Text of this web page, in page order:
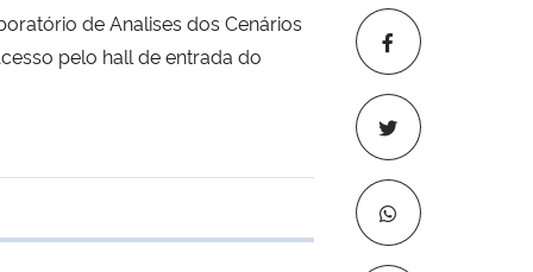
de Analises dos Cenários
pelo hall de entrada do